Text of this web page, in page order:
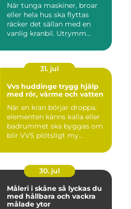
När tunga maskiner, broar
eller hela hus ska flyttas
räcker det sällan med en
vanlig kranbil. Utrymm...
31. jul
Vvs huddinge trygg hjälp
med rör, värme och vatten
När en kran börjar droppa,
elementen känns kalla eller
badrummet ska byggas om
blir VVS plötsligt my...
30. jul
Måleri i skåne så lyckas du
med hållbara och vackra
målade ytor